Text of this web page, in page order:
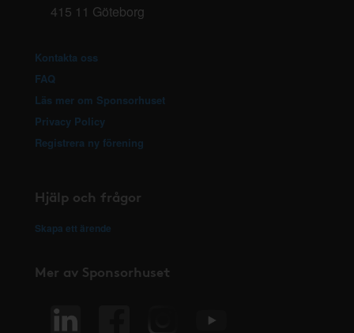
415 11 Göteborg
Kontakta oss
FAQ
Läs mer om Sponsorhuset
Privacy Policy
Registrera ny förening
Hjälp och frågor
Skapa ett ärende
Mer av Sponsorhuset